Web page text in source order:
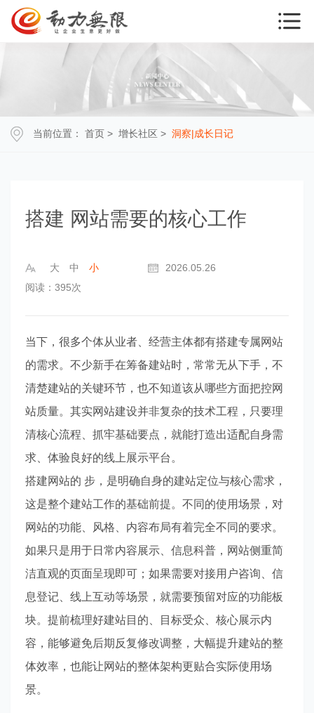
当前位置： 首页 > 增长社区 > 洞察|成长日记
搭建 网站需要的核心工作
大 中 小
2026.05.26
阅读：395次
当下，很多个体从业者、经营主体都有搭建专属网站
的需求。不少新手在筹备建站时，常常无从下手，不
清楚建站的关键环节，也不知道该从哪些方面把控网
站质量。其实网站建设并非复杂的技术工程，只要理
清核心流程、抓牢基础要点，就能打造出适配自身需
求、体验良好的线上展示平台。
搭建网站的 步，是明确自身的建站定位与核心需求，
这是整个建站工作的基础前提。不同的使用场景，对
网站的功能、风格、内容布局有着完全不同的要求。
如果只是用于日常内容展示、信息科普，网站侧重简
洁直观的页面呈现即可；如果需要对接用户咨询、信
息登记、线上互动等场景，就需要预留对应的功能板
块。提前梳理好建站目的、目标受众、核心展示内
容，能够避免后期反复修改调整，大幅提升建站的整
体效率，也能让网站的整体架构更贴合实际使用场
景。